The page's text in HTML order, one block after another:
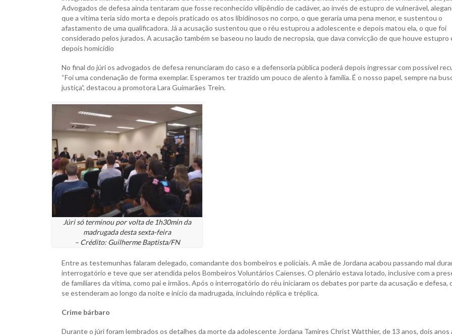
Advogados de defesa ainda tentaram que fosse reconhecido vilipêndio de cadáver, ao invés de estupro de vulnerável,
que a vítima teria sido morta e depois praticado os atos libidinosos no corpo, o que geraria uma pena menor, e sustentou o
afastamento de uma qualificadora. Já a acusação sustentou que o réu estuprou a adolescente e depois matou ela, o que foi
considerado pelos jurados. A acusação também se baseou no laudo de necropsia, que dava convicção de que houve estupro
depois homicídio
No final do júri os advogados de defesa renunciaram do caso e a defensoria pública poderá depois ingressar com possível
“Foi uma condenação de forma exemplar. Esperamos ter trazido um pouco de alento à família. É o nosso papel, sempre na
justiça”, destacou a promotora Lara Guimarães Trein.
Júri só terminou por volta de 1h30min da
madrugada desta sexta-feira
– Crédito: Guilherme Baptista/FN
Entre as testemunhas falaram delegado, comandante dos bombeiros e policiais. A mãe de Jordana acabou passando mal
interrogatório e teve que ser atendida pelos Bombeiros Voluntários Caienses. O plenário estava lotado, inclusive com a
de familiares da vítima, como pai e irmãos. Após o interrogatório do réu iniciaram os debates por parte da acusação e defesa,
se estenderam ao longo da noite e início da madrugada, incluindo réplica e tréplica.
Crime bárbaro
Durante o júri foram lembrados os detalhes da morte da adolescente Jordana Tamires Christ Watthier, de 13 anos, dois anos